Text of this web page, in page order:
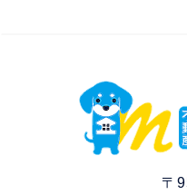
〒